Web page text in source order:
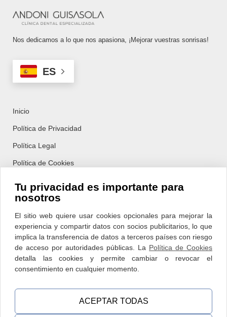
Nos dedicamos a lo que nos apasiona, ¡Mejorar vuestras sonrisas!
ES
Inicio
Política de Privacidad
Política Legal
Política de Cookies
HORARIO:
V-S 08:00h – 15:00h
EIBAR: Travesía Ibarbea s/n, 20600,
Eibar, Gipuzkoa
BERRIZ:Geltoki Kalea, 7, 48240 Olakueta, Bizkaia
Tu privacidad es importante para
nosotros
El sitio web quiere usar cookies opcionales para mejorar la
experiencia y compartir datos con socios publicitarios, lo que
implica la transferencia de datos a terceros países con riesgo
de acceso por autoridades públicas. La Política de Cookies
detalla las cookies y permite cambiar o revocar el
consentimiento en cualquier momento.
ACEPTAR TODAS